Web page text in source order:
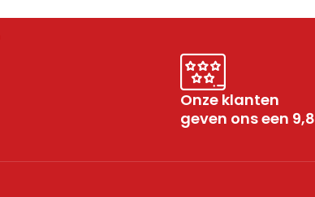
Onze klanten
geven ons een 9,8